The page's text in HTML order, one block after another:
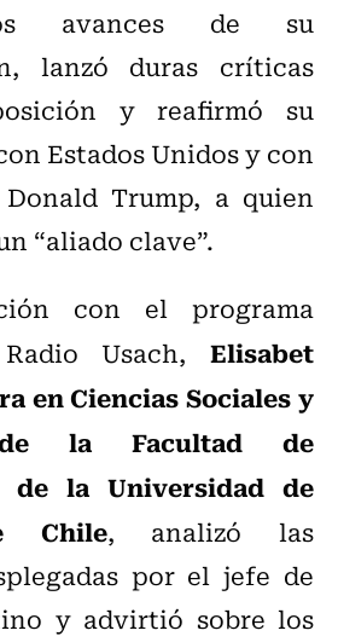
avances de su
lanzó duras críticas
y reafirmó su
Estados Unidos y con
Trump, a quien
“aliado clave”.
con el programa
Usach, Elisabet
en Ciencias Sociales y
de la Facultad de
de la Universidad de
Chile, analizó las
por el jefe de
y advirtió sobre los